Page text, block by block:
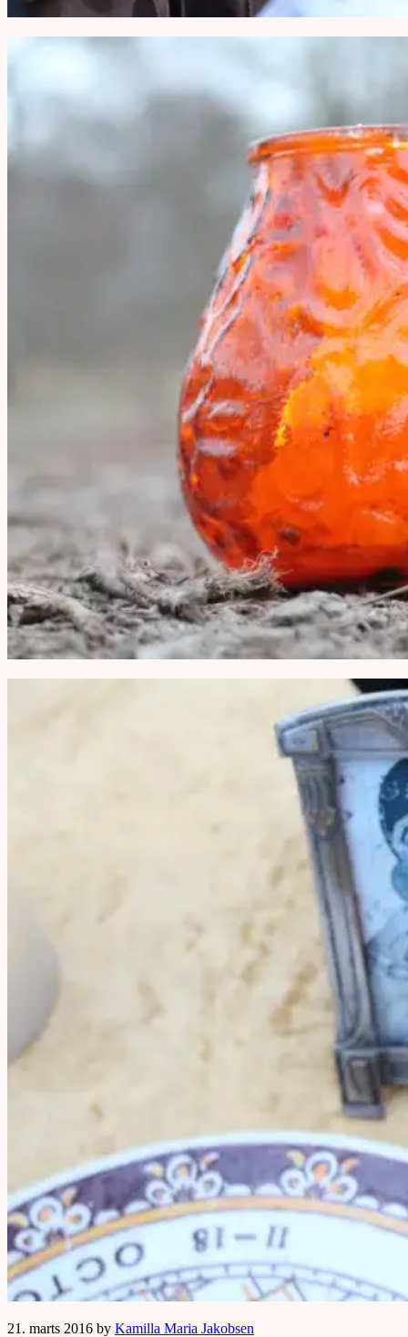
21. marts 2016 by Kamilla Maria Jakobsen